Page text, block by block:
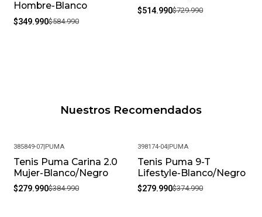
Hombre-Blanco
$349.990$584.990
$514.990$729.990
Nuestros Recomendados
-27%
385849-07|PUMA
Tenis Puma Carina 2.0
Mujer-Blanco/Negro
$279.990$384.990
-25%
398174-04|PUMA
Tenis Puma 9-T
Lifestyle-Blanco/Negro
$279.990$374.990